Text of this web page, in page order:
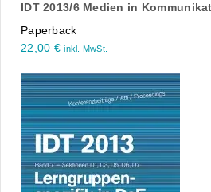
IDT 2013/6 Medien in
Paperback
22,00 € inkl. MwSt.